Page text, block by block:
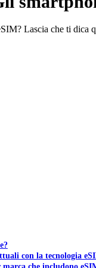
Lascia che ti
con la tecnologia
che includono